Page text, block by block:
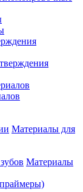
Материалы для
Материалы